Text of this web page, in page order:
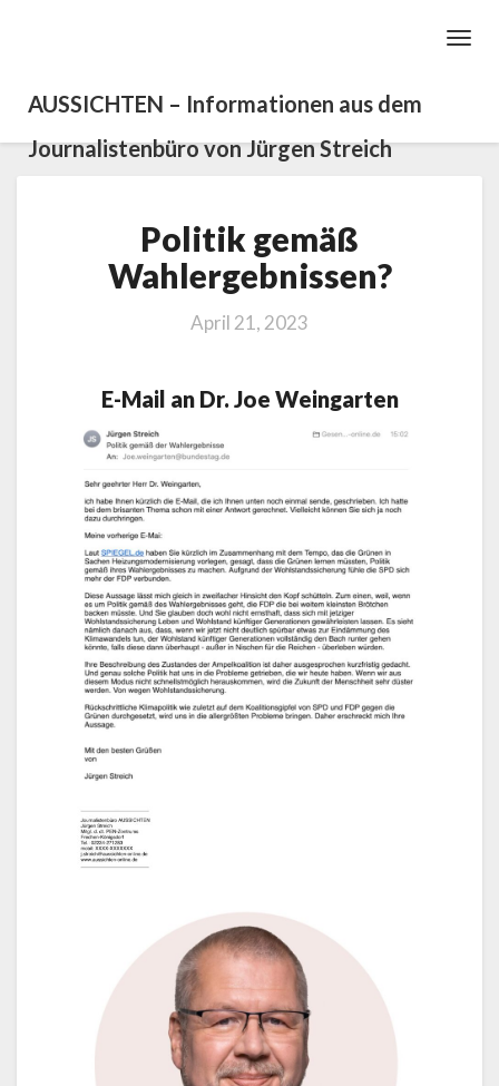
AUSSICHTEN – Informationen aus dem
Journalistenbüro von Jürgen Streich
gemäß
Wahlergebnissen?
Politik gemäß
Wahlergebnissen?
April 21, 2023
E-Mail an Dr. Joe Weingarten